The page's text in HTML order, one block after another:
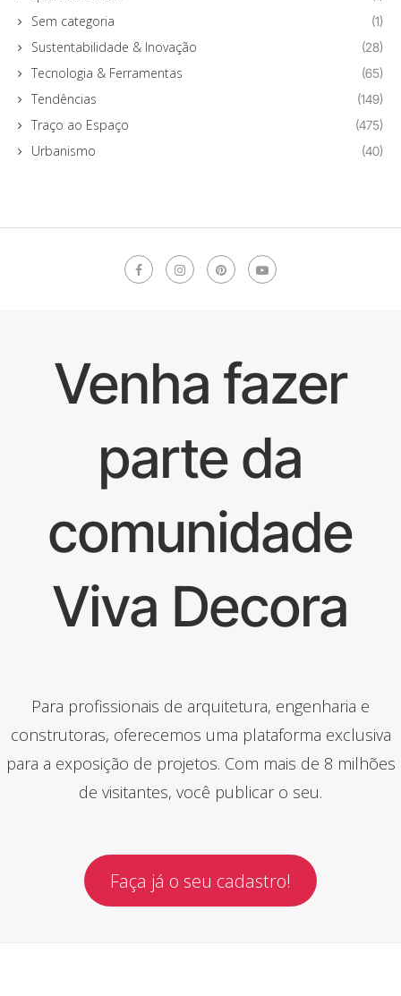
Sem categoria (1)
Sustentabilidade & Inovação (28)
Tecnologia & Ferramentas (65)
Tendências (149)
Traço ao Espaço (475)
Urbanismo (40)
Venha fazer
parte da
comunidade
Viva Decora
Para profissionais de arquitetura, engenharia e
construtoras, oferecemos uma plataforma exclusiva
para a exposição de projetos. Com mais de 8 milhões
de visitantes, você publicar o seu.
Faça já o seu cadastro!